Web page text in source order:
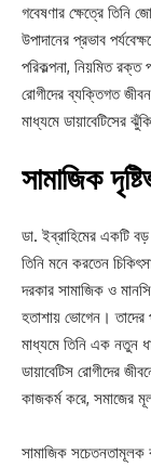
গবেষণার ক্ষেত্রে তিনি
উপাদানের প্রভাব
পরিকল্পনা, নিয়মিত
রোগীদের ব্যক্তিগত
মাধ্যমে ডায়াবেটিসের
সামাজিক
ডা. ইব্রাহিমের একটি
তিনি মনে করতেন
দরকার সামাজিক ও
হতাশায় ভোগেন। তাদের
মাধ্যমে তিনি এক নতুন
ডায়াবেটিস রোগীদের
কাজকর্ম করে, সমাজের
সামাজিক সচেতনতামূলক